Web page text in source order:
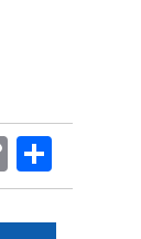
Copy
Link